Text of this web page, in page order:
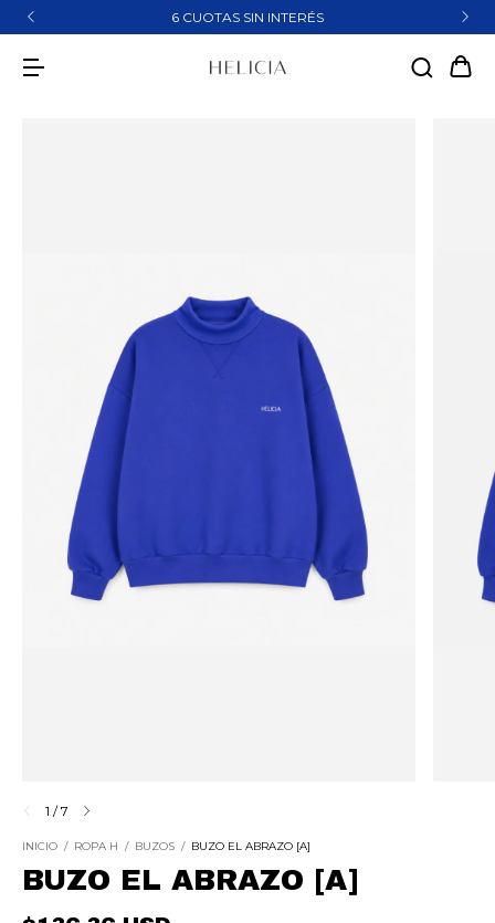
6 CUOTAS SIN INTERÉS
1 /7
INICIO / ROPA H / BUZOS / BUZO EL ABRAZO [A]
BUZO EL ABRAZO [A]